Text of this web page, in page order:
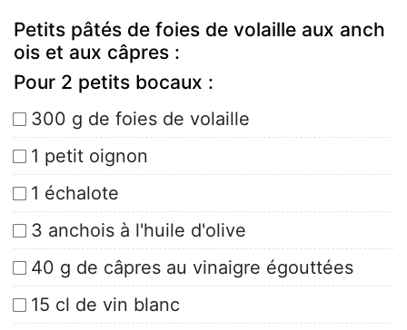
Petits pâtés de foies de volaille aux anch
ois et aux câpres :
Pour 2 petits bocaux :
300 g de foies de volaille
1 petit oignon
1 échalote
3 anchois à l'huile d'olive
40 g de câpres au vinaigre égouttées
15 cl de vin blanc